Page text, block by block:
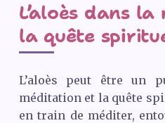
L’aloès dans
la quête
L’aloès peut être un
méditation et la quête
en train de méditer,